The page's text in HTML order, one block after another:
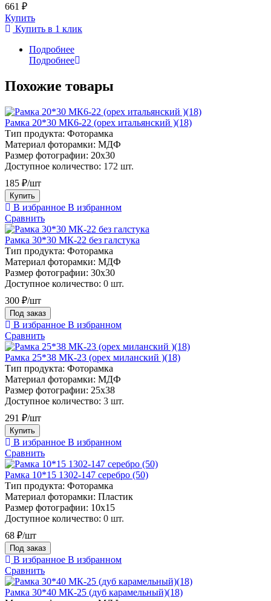
661 ₽
Купить
Купить в 1 клик
Подробнее
Подробнее
Похожие товары
Рамка 20*30 МК6-22 (орех итальянский )(18)
Тип продукта: Фоторамка
Материал фоторамки: МДФ
Размер фотографии: 20х30
Доступное количество: 172 шт.
185 ₽/шт
Купить
В избранное В избранном
Сравнить
Рамка 30*30 МК-22 без галстука
Тип продукта: Фоторамка
Материал фоторамки: МДФ
Размер фотографии: 30х30
Доступное количество: 0 шт.
300 ₽/шт
Под заказ
В избранное В избранном
Сравнить
Рамка 25*38 МК-23 (орех миланский )(18)
Тип продукта: Фоторамка
Материал фоторамки: МДФ
Размер фотографии: 25х38
Доступное количество: 3 шт.
291 ₽/шт
Купить
В избранное В избранном
Сравнить
Рамка 10*15 1302-147 серебро (50)
Тип продукта: Фоторамка
Материал фоторамки: Пластик
Размер фотографии: 10х15
Доступное количество: 0 шт.
68 ₽/шт
Под заказ
В избранное В избранном
Сравнить
Рамка 30*40 МК-25 (дуб карамельный)(18)